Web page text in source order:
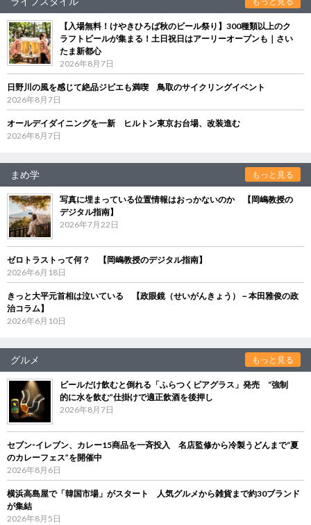
【入場無料！けやきひろば秋のビール祭り】300種類以上のク
ラフトビールが集まる！土日祝日はアーリーオープンも｜さい
たま新都心
2026年8月7日
日野川の風を感じて絶品ジビエも満喫 鳥取のサイクリングイベント
2026年8月7日
オールデイダイニングを一新 ヒルトン東京お台場、改装進む
2026年8月7日
まめ学 もっと見る
写真に埋まっている位置情報はおっかないのか 【岡嶋教授の
デジタル指南】
2026年7月22日
ゼロトラストって何？ 【岡嶋教授のデジタル指南】
2026年6月18日
きっと大平元首相は泣いている 【政眼鏡（せいがんきょう）－本田雅俊の政
治コラム】
2026年6月10日
グルメ もっと見る
ビールだけ飲むと倒れる「ふらつくビアグラス」発売 “強制
的に水を飲む”仕掛けで適正飲酒を後押し
2026年8月7日
セブン‐イレブン、カレー15商品を一斉投入 名店監修から冷製うどんまで“夏
のカレーフェス”を開催中
2026年8月6日
横浜高島屋で「韓国市場」がスタート 人気グルメから雑貨まで約30ブランド
が集結
2026年8月5日